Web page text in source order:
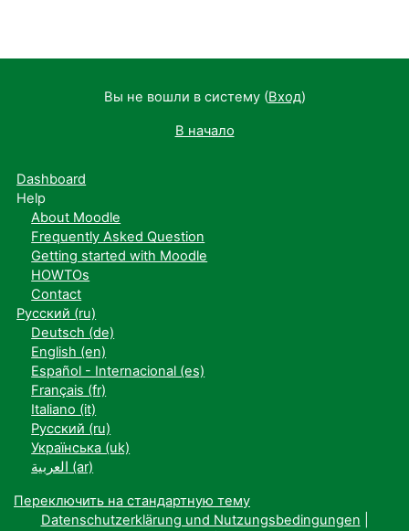
Вы не вошли в систему (Вход)
В начало
Dashboard
Help
About Moodle
Frequently Asked Question
Getting started with Moodle
HOWTOs
Contact
Русский ‎(ru)‎
Deutsch ‎(de)‎
English ‎(en)‎
Español - Internacional ‎(es)‎
Français ‎(fr)‎
Italiano ‎(it)‎
Русский ‎(ru)‎
Українська ‎(uk)‎
العربية ‎(ar)‎
Переключить на стандартную тему
Datenschutzerklärung und Nutzungsbedingungen